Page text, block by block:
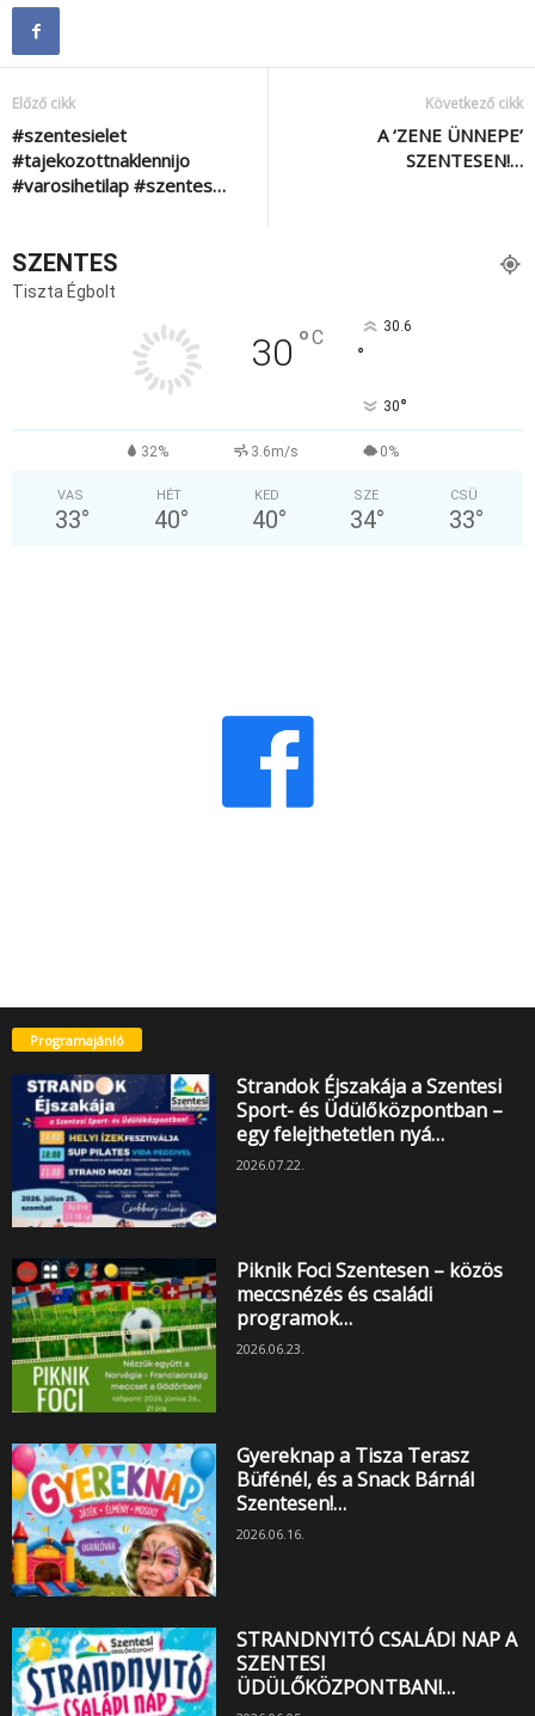
Előző cikk
#szentesielet
#tajekozottnaklennijo
#varosihetilap #szentes…
Következő cikk
A ‘ZENE ÜNNEPE’
SZENTESEN!…
SZENTES
Tiszta Égbolt
30 °C 30.6
°
30°
32% 3.6m/s 0%
VAS
33°
HÉT
40°
KED
40°
SZE
34°
CSÜ
33°
Programajánló
Strandok Éjszakája a Szentesi
Sport- és Üdülőközpontban –
egy felejthetetlen nyá…
2026.07.22.
Piknik Foci Szentesen – közös
meccsnézés és családi
programok…
2026.06.23.
Gyereknap a Tisza Terasz
Büfénél, és a Snack Bárnál
Szentesen!…
2026.06.16.
STRANDNYITÓ CSALÁDI NAP A
SZENTESI
ÜDÜLŐKÖZPONTBAN!…